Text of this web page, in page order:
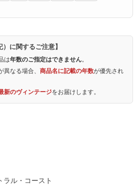
）に関するご注意】
は年数のご指定はできません。
なる場合、 商品名に記載の年数が優先され
新のヴィンテージをお届けします。
ラル・コースト